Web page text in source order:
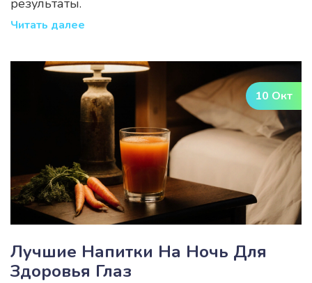
Читать далее
10 Окт
Лучшие Напитки На Ночь Для
Здоровья Глаз